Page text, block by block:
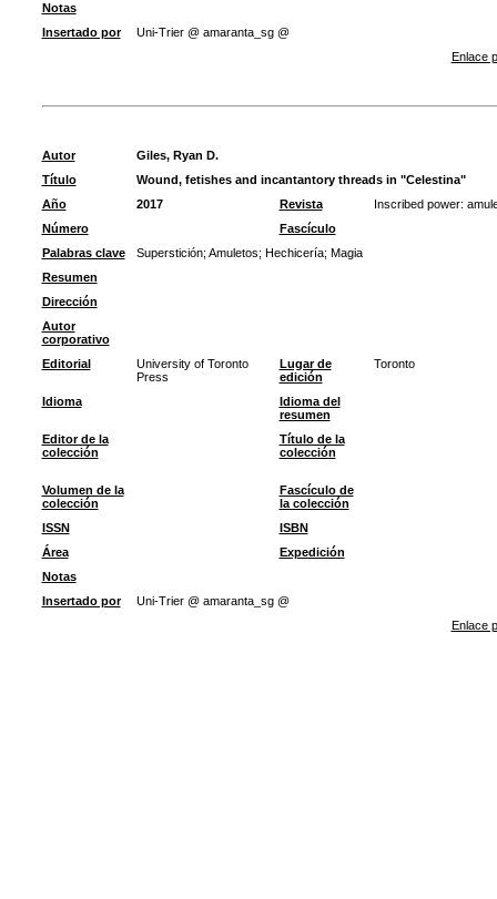
Notas
Insertado por
Uni-Trier @ amaranta_sg @
Enlace
Autor
Giles, Ryan D.
Título
Wound, fetishes and incantantory threads in "Celestina"
Año
2017 Revista
Inscribed power:
Número
Fascículo
Palabras clave
Superstición; Amuletos; Hechicería; Magia
Resumen
Dirección
Autor
corporativo
Editorial
University of Toronto
Press
Lugar de
edición
Toronto
Idioma
Idioma del
resumen
Editor de la
colección
Título de la
colección
Volumen de la
colección
Fascículo de
la colección
ISSN
ISBN
Área
Expedición
Notas
Insertado por
Uni-Trier @ amaranta_sg @
Enlace